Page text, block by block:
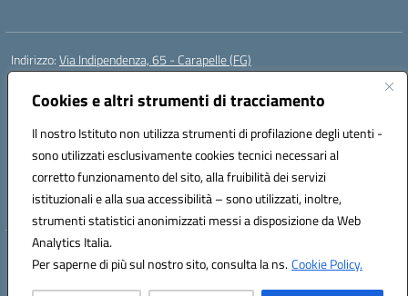
Cookies e altri strumenti di tracciamento
Il nostro Istituto non utilizza strumenti di profilazione degli utenti -
sono utilizzati esclusivamente cookies tecnici necessari al
corretto funzionamento del sito, alla fruibilità dei servizi
istituzionali e alla sua accessibilità – sono utilizzati, inoltre,
strumenti statistici anonimizzati messi a disposizione da Web
Analytics Italia.
Per saperne di più sul nostro sito, consulta la ns.Cookie Policy.
Indirizzo:Via Indipendenza, 65 - Carapelle (FG)
Centralino:
Posta elettronica certificata (PEC):fgic822001@pec.istruzione.it
Codice fiscale: 90015720718
Codice meccanografico:FGIC822001
Codice Indice delle Pubbliche Amministrazioni (IPA): istsc_fgic822001
Codice unico di fatturazione (CUF): UFSLF2
Hosting & Powered by 3D Solution S.r.l.
Concept & Design by Designers Italia